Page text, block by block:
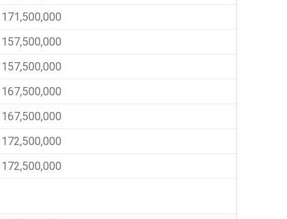
171,500,000
157,500,000
157,500,000
167,500,000
167,500,000
172,500,000
172,500,000